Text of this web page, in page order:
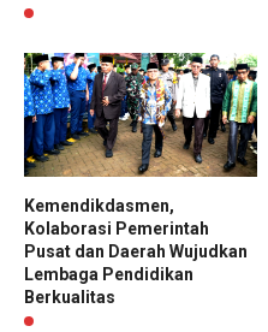
Kemendikdasmen,
Kolaborasi Pemerintah
Pusat dan Daerah Wujudkan
Lembaga Pendidikan
Berkualitas